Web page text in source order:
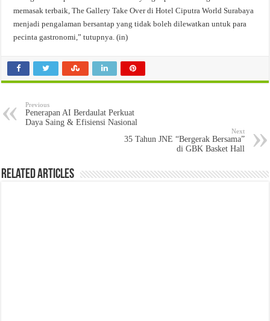
memasak terbaik, The Gallery Take Over di Hotel Ciputra World Surabaya
menjadi pengalaman bersantap yang tidak boleh dilewatkan untuk para
pecinta gastronomi,” tutupnya. (in)
Previous
Penerapan AI Berdaulat Perkuat
Daya Saing & Efisiensi Nasional
Next
35 Tahun JNE “Bergerak Bersama”
di GBK Basket Hall
Related Articles